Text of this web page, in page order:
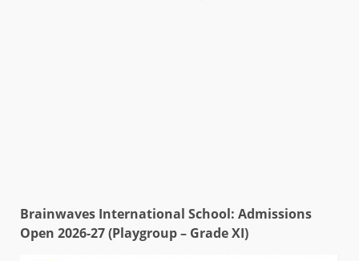
Brainwaves International School: Admissions
Open 2026-27 (Playgroup – Grade XI)